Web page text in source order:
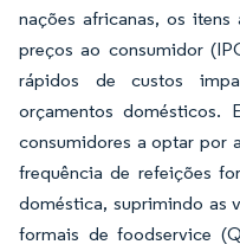
nações africanas, os
preços ao consumidor
rápidos de custos
orçamentos domésticos.
consumidores a optar por
frequência de refeições
doméstica, suprimindo as
formais de foodservice